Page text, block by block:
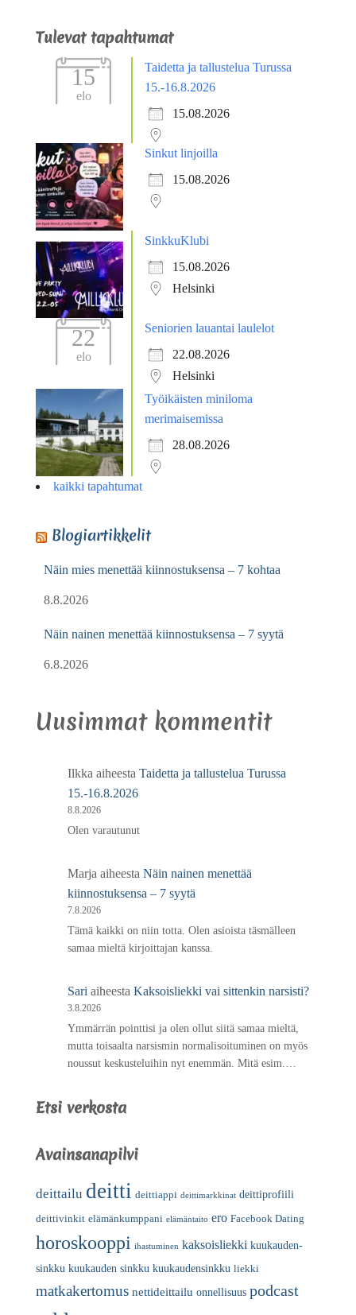
Tulevat tapahtumat
15
elo
Taidetta ja tallustelua Turussa
15.-16.8.2026
15.08.2026
Sinkut linjoilla
15.08.2026
SinkkuKlubi
15.08.2026
Helsinki
22
elo
Seniorien lauantai laulelot
22.08.2026
Helsinki
Työikäisten miniloma
merimaisemissa
28.08.2026
kaikki tapahtumat
Blogiartikkelit
Näin mies menettää kiinnostuksensa – 7 kohtaa
8.8.2026
Näin nainen menettää kiinnostuksensa – 7 syytä
6.8.2026
Uusimmat kommentit
Ilkka aiheesta Taidetta ja tallustelua Turussa
15.-16.8.2026
8.8.2026
Olen varautunut
Marja aiheesta Näin nainen menettää
kiinnostuksensa – 7 syytä
7.8.2026
Tämä kaikki on niin totta. Olen asioista täsmälleen
samaa mieltä kirjoittajan kanssa.
Sari aiheesta Kaksoisliekki vai sittenkin narsisti?
3.8.2026
Ymmärrän pointtisi ja olen ollut siitä samaa mieltä,
mutta toisaalta narsismin normalisoituminen on myös
noussut keskusteluihin nyt enemmän. Mitä esim.…
Etsi verkosta
Avainsanapilvi
deittailu deitti deittiappi deittimarkkinat deittiprofiili
deittivinkit elämänkumppani elämäntaito ero Facebook Dating
horoskooppi ihastuminen kaksoisliekki kuukauden-
sinkku kuukauden sinkku kuukaudensinkku liekki
matkakertomus nettideittailu onnellisuus podcast